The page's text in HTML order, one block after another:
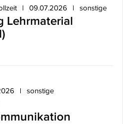
09.07.2026 sonstige
Lehrmaterial
sonstige